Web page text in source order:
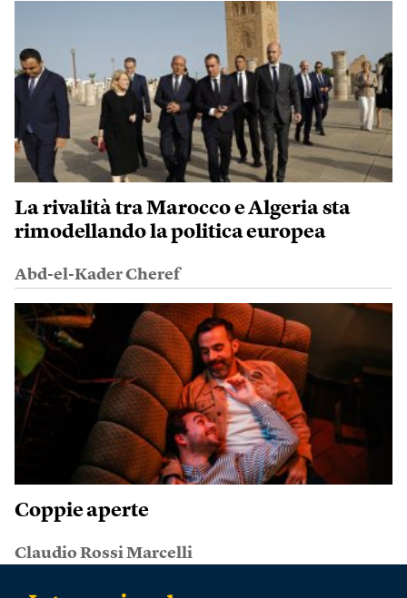
La rivalità tra Marocco e Algeria sta
rimodellando la politica europea
Abd-el-Kader Cheref
Coppie aperte
Claudio Rossi Marcelli